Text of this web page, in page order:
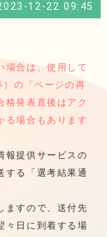
12-22 09:45
場合は、使用して
の「ページの再
格発表直後はアク
る場合もあります
報提供サービスの
する「選考結果通
ますので、送付先
々日に到着する場